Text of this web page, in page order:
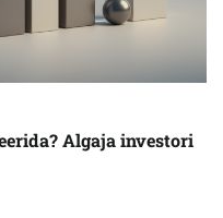
Algaja investori